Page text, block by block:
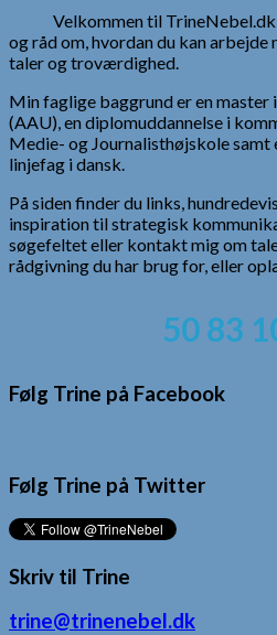
Velkommen til
og råd om, hvordan du kan arbejde
taler og troværdighed.
Min faglige baggrund er en
(AAU), en diplomuddannelse i
Medie- og Journalisthøjskole samt
linjefag i dansk.
På siden finder du links,
inspiration til strategisk
søgefeltet eller kontakt mig om
rådgivning du har brug for, eller
50 83
Følg Trine på Facebook
Følg Trine på Twitter
Skriv til Trine
trine@trinenebel.dk